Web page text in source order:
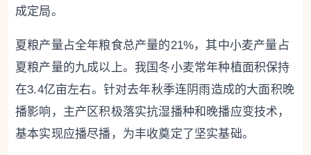
成定局。
夏粮产量占全年粮食总产量的21%，其中小麦产量占
夏粮产量的九成以上。我国冬小麦常年种植面积保持
在3.4亿亩左右。针对去年秋季连阴雨造成的大面积晚
播影响，主产区积极落实抗湿播种和晚播应变技术，
基本实现应播尽播，为丰收奠定了坚实基础。